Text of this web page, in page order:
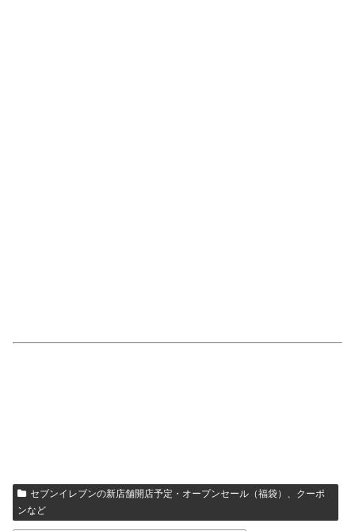
セブンイレブンの新店舗開店予定・オープンセール（福袋）、クーポ
ンなど